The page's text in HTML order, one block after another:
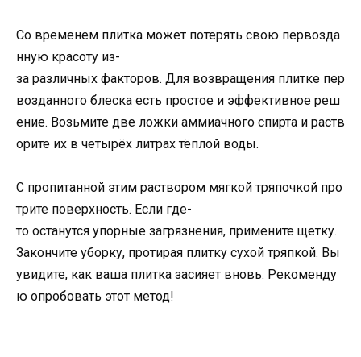
Со временем плитка может потерять свою первозда
нную красоту из-
за различных факторов. Для возвращения плитке пер
возданного блеска есть простое и эффективное реш
ение. Возьмите две ложки аммиачного спирта и раств
орите их в четырёх литрах тёплой воды.
С пропитанной этим раствором мягкой тряпочкой про
трите поверхность. Если где-
то останутся упорные загрязнения, примените щетку.
Закончите уборку, протирая плитку сухой тряпкой. Вы
увидите, как ваша плитка засияет вновь. Рекоменду
ю опробовать этот метод!